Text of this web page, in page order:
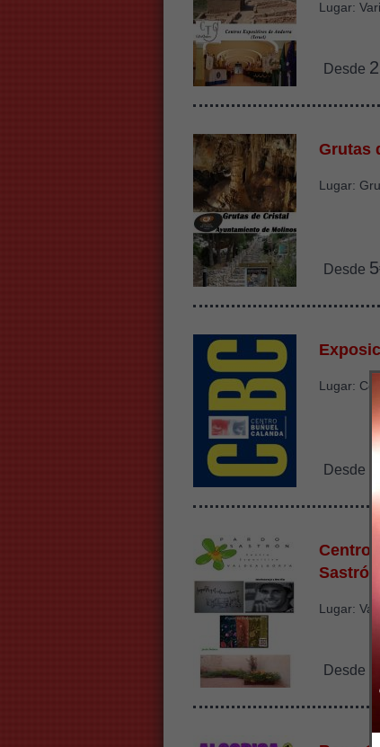
Lugar:
Desde
Grutas
Lugar:
Desde
Lugar:
Desde
Centro
Sastrón
Lugar:
Desde